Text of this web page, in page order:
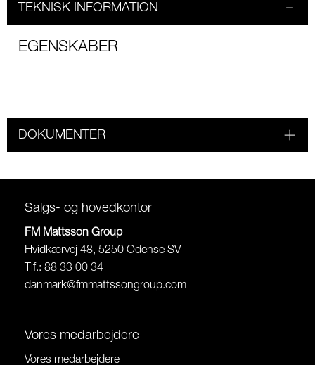
TEKNISK INFORMATION
EGENSKABER
DOKUMENTER
Salgs- og hovedkontor
FM Mattsson Group
Hvidkærvej 48, 5250 Odense SV
Tlf.: 88 33 00 34
danmark@fmmattssongroup.com
Vores medarbejdere
Vores medarbejdere